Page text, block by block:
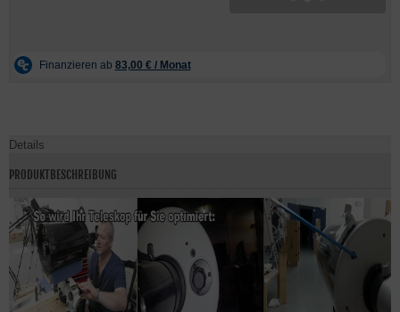
Details
PRODUKTBESCHREIBUNG